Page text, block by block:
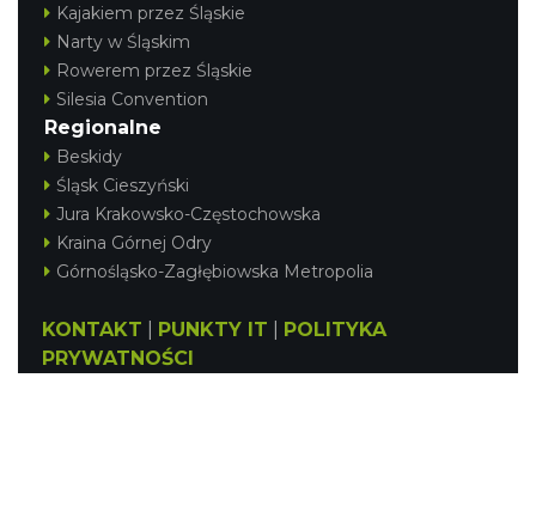
Kajakiem przez Śląskie
Narty w Śląskim
Rowerem przez Śląskie
Silesia Convention
Regionalne
Beskidy
Śląsk Cieszyński
Jura Krakowsko-Częstochowska
Kraina Górnej Odry
Górnośląsko-Zagłębiowska Metropolia
KONTAKT PUNKTY IT
POLITYKA
PRYWATNOŚCI